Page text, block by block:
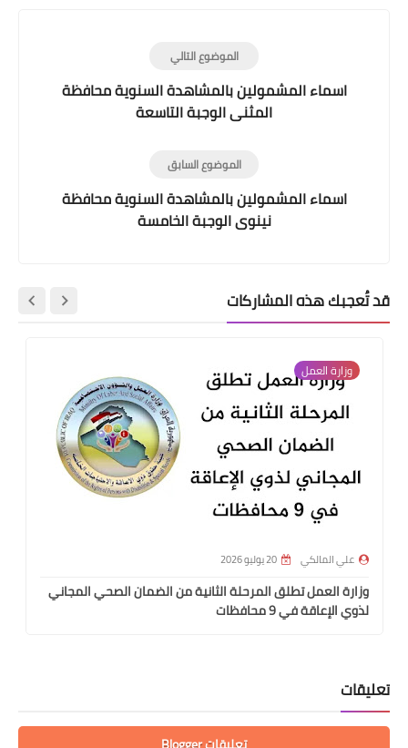
الموضوع التالي
اسماء المشمولين بالمشاهدة السنوية محافظة
المثنى الوجبة التاسعة
الموضوع السابق
اسماء المشمولين بالمشاهدة السنوية محافظة
نينوى الوجبة الخامسة
قد تُعجبك هذه المشاركات
وزارة العمل
علي المالكي 20 يوليو 2026
وزارة العمل تطلق المرحلة الثانية من الضمان الصحي المجاني
لذوي الإعاقة في 9 محافظات
تعليقات